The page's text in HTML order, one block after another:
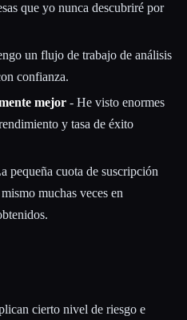
que yo nunca descubriré por
un flujo de trabajo de análisis
confianza.
mejor - He visto enormes
y tasa de éxito
pequeña cuota de suscripción
muchas veces en
cierto nivel de riesgo e